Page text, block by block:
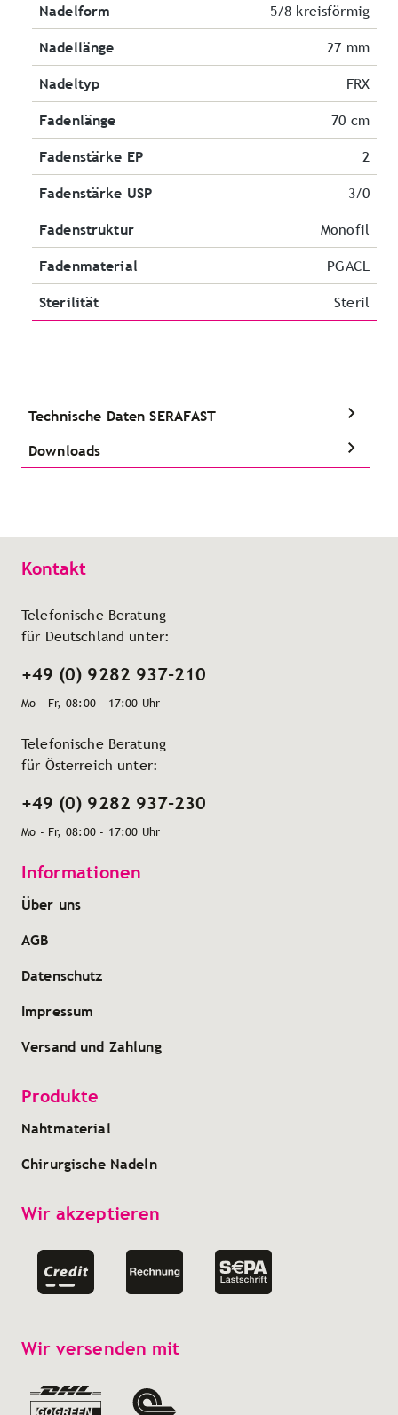
Nadelform 5/8 kreisförmig
Nadellänge 27 mm
Nadeltyp FRX
Fadenlänge 70 cm
Fadenstärke EP 2
Fadenstärke USP 3/0
Fadenstruktur Monofil
Fadenmaterial PGACL
Sterilität Steril
Technische Daten SERAFAST
Downloads
Kontakt
Telefonische Beratung
für Deutschland unter:
+49 (0) 9282 937-210
Mo - Fr, 08:00 - 17:00 Uhr
Telefonische Beratung
für Österreich unter:
+49 (0) 9282 937-230
Mo - Fr, 08:00 - 17:00 Uhr
Informationen
Über uns
AGB
Datenschutz
Impressum
Versand und Zahlung
Produkte
Nahtmaterial
Chirurgische Nadeln
Wir akzeptieren
Wir versenden mit